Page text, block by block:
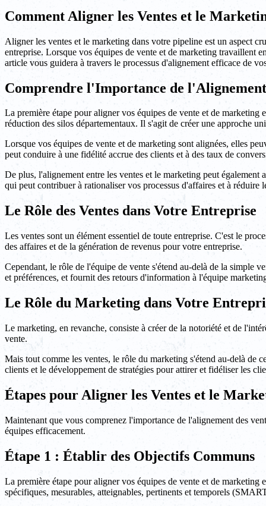
Comment Aligner les Ventes et le
Aligner les ventes et le marketing dans votre pipeline est un aspect
entreprise. Lorsque vos équipes de vente et de marketing travaillent
article vous guidera à travers le processus d'alignement efficace de
Comprendre l'Importance de
La première étape pour aligner vos équipes de vente et de
réduction des silos départementaux. Il s'agit de créer une approche
Lorsque vos équipes de vente et de marketing sont alignées, elles
peut conduire à une fidélité accrue des clients et à des taux de
De plus, l'alignement entre les ventes et le marketing peut
qui peut contribuer à rationaliser vos processus d'affaires et à réduire
Le Rôle des Ventes dans Votre Entreprise
Les ventes sont un élément essentiel de toute entreprise. C'est le
des affaires et de la génération de revenus pour votre entreprise.
Cependant, le rôle de l'équipe de vente s'étend au-delà de la simple
et préférences, et fournit des retours d'information à l'équipe
Le Rôle du Marketing dans Votre
Le marketing, en revanche, consiste à créer de la notoriété et de
vente.
Mais tout comme les ventes, le rôle du marketing s'étend au-delà de
clients et le développement de stratégies pour attirer et fidéliser les
Étapes pour Aligner les Ventes et le
Maintenant que vous comprenez l'importance de l'alignement des
équipes efficacement.
Étape 1 : Établir des Objectifs Communs
La première étape pour aligner vos équipes de vente et de
spécifiques, mesurables, atteignables, pertinents et temporels